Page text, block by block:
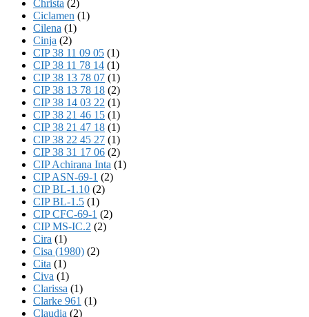
Christa (2)
Ciclamen (1)
Cilena (1)
Cinja (2)
CIP 38 11 09 05 (1)
CIP 38 11 78 14 (1)
CIP 38 13 78 07 (1)
CIP 38 13 78 18 (2)
CIP 38 14 03 22 (1)
CIP 38 21 46 15 (1)
CIP 38 21 47 18 (1)
CIP 38 22 45 27 (1)
CIP 38 31 17 06 (2)
CIP Achirana Inta (1)
CIP ASN-69-1 (2)
CIP BL-1.10 (2)
CIP BL-1.5 (1)
CIP CFC-69-1 (2)
CIP MS-IC.2 (2)
Cira (1)
Cisa (1980) (2)
Cita (1)
Civa (1)
Clarissa (1)
Clarke 961 (1)
Claudia (2)